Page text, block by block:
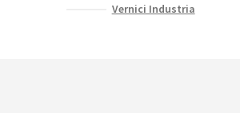
Vernici Industria